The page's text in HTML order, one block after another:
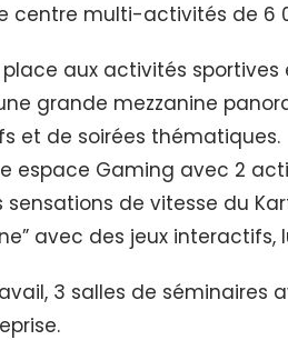
centre multi-activités de 6
aux activités
grande mezzanine
et de soirées thématiques.
espace Gaming avec 2
de vitesse du
avec des jeux
3 salles de séminaires